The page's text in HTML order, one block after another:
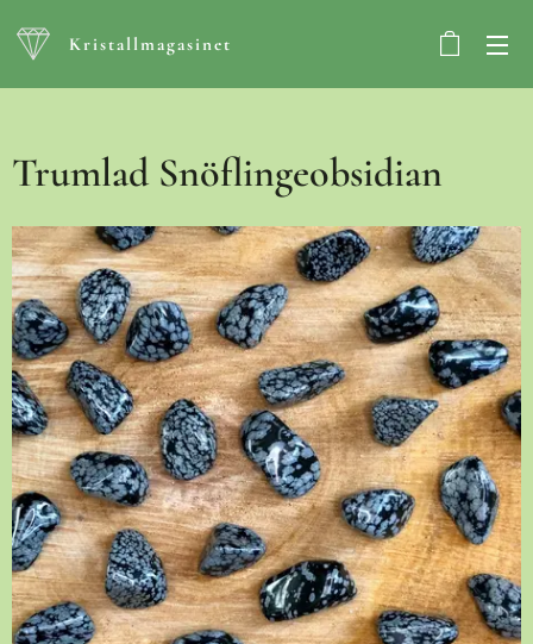
Kristallmagasinet
Trumlad Snöflingeobsidian